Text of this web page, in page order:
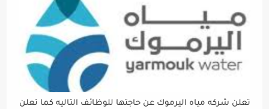
تعلن شركه مياه اليرموك عن حاجتها للوظائف التاليه كما تعلن